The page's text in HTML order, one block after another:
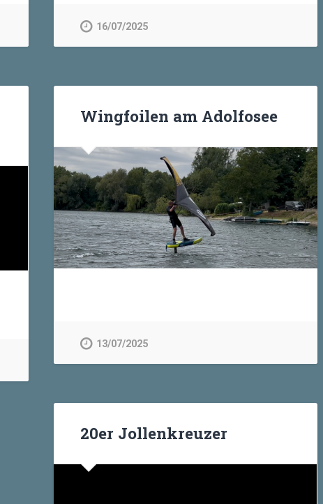
16/07/2025
Wingfoilen am Adolfosee
13/07/2025
20er Jollenkreuzer